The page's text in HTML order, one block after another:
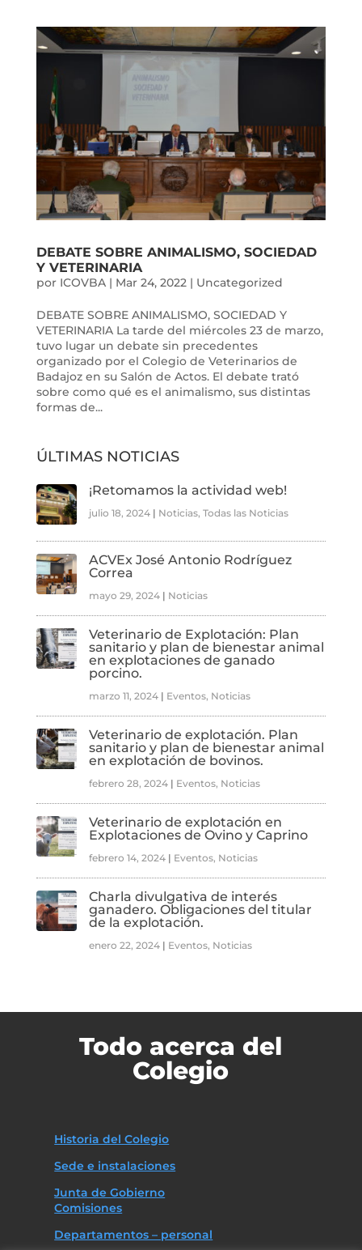
DEBATE SOBRE ANIMALISMO, SOCIEDAD
Y VETERINARIA
por ICOVBA| Mar 24, 2022| Uncategorized
DEBATE SOBRE ANIMALISMO, SOCIEDAD Y
VETERINARIA La tarde del miércoles 23 de marzo,
tuvo lugar un debate sin precedentes
organizado por el Colegio de Veterinarios de
Badajoz en su Salón de Actos. El debate trató
sobre como qué es el animalismo, sus distintas
formas de...
ÚLTIMAS NOTICIAS
¡Retomamos la actividad web!
julio 18, 2024| Noticias, Todas las Noticias
ACVEx José Antonio Rodríguez
Correa
mayo 29, 2024| Noticias
Veterinario de Explotación: Plan
sanitario y plan de bienestar animal
en explotaciones de ganado
porcino.
marzo 11, 2024| Eventos, Noticias
Veterinario de explotación. Plan
sanitario y plan de bienestar animal
en explotación de bovinos.
febrero 28, 2024| Eventos, Noticias
Veterinario de explotación en
Explotaciones de Ovino y Caprino
febrero 14, 2024| Eventos, Noticias
Charla divulgativa de interés
ganadero. Obligaciones del titular
de la explotación.
enero 22, 2024| Eventos, Noticias
Todo acerca del
Colegio
Historia del Colegio
Sede e instalaciones
Junta de Gobierno
Comisiones
Departamentos – personal